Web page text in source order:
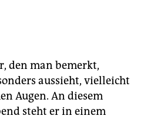
den man bemerkt,
aussieht, vielleicht
Augen. An diesem
steht er in einem